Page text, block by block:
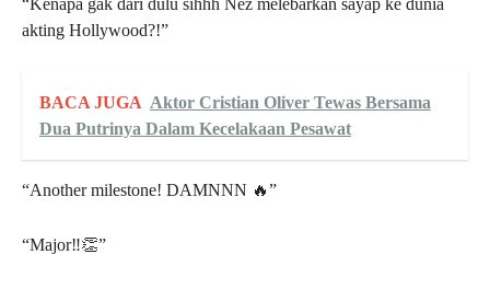
“Kenapa gak dari dulu sihhh Nez melebarkan sayap ke dunia
akting Hollywood?!”
BACA JUGA Aktor Cristian Oliver Tewas Bersama
Dua Putrinya Dalam Kecelakaan Pesawat
“Another milestone! DAMNNN 🔥”
“Major‼️👏”